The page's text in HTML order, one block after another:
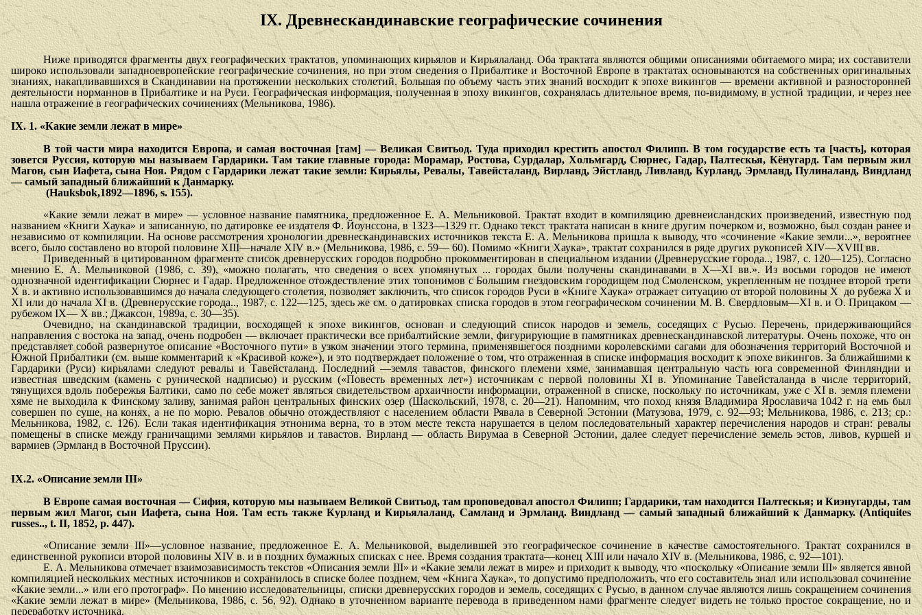
IX. Древнескандинавские географические сочинения
Ниже приводятся фрагменты двух географических трактатов, упоминающих кирьялов и Кирьялаланд. Оба трактата являются общими описаниями обитаемого мира; их составители
широко ис­пользовали западноевропейские географические сочинения, но при этом сведения о Прибалтике и Восточной Европе в трактатах основываются на собственных оригинальных
знаниях, накапливавшихся в Скандинавии на протяжении нескольких столетий. Боль­шая по объему часть этих знаний восходит к эпохе викингов — времени активной и разносторонней
деятельности норманнов в Прибалтике и на Руси. Географическая информация, полученная в эпоху викингов, сохранялась длительное время, по-видимому, в устной традиции, и через нее
нашла отражение в географических сочинениях (Мельникова, 1986).
IX. 1. «Какие земли лежат в мире»
В той части мира находится Европа, и самая восточная [там] — Великая Свитьод. Туда приходил крестить апостол Филипп. В том государстве есть та [часть], которая
зовется Руссия, которую мы называем Гардарики. Там такие главные города: Морамар, Ростова, Сурдалар, Хольмгард, Сюрнес, Гадар, Палтескья, Кёнугард. Там первым жил
Магон, сын Иафета, сына Ноя. Рядом с Гардарики лежат такие земли: Кирьялы, Ревалы, Тавейсталанд, Вирланд, Эйстланд, Ливланд, Курланд, Эрмланд, Пулиналанд, Виндланд
— самый западный ближайший к Данмарку.
(Hauksbok,1892—1896,s. 155).
«Какие земли лежат в мире» — условное название памятника, предложенное Е. А. Мельниковой. Трактат входит в компиляцию древнеисландских произведений, известную под
названием «Кни­ги Хаука» и записанную, по датировке ее издателя Ф. Йоунссона, в 1323—1329 гг. Однако текст трактата написан в книге другим почерком и, возможно, был создан ранее и
независимо от компи­ляции. На основе рассмотрения хронологии древнескандинавских источников текста Е. А. Мельникова пришла к выводу, что «сочи­нение «Какие земли...», вероятнее
всего, было составлено во вто­рой половине XIII—начале XIV в.» (Мельникова, 1986, с. 59— 60). Помимо «Книги Хаука», трактат сохранился в ряде других рукописей XIV—XVIII вв.
Приведенный в цитированном фрагменте список древнерусских городов подробно прокомментирован в специальном издании (Древнерусские города.., 1987, с. 120—125). Согласно
мнению Е. А. Мельниковой (1986, с. 39), «можно полагать, что сведения о всех упомянутых ... городах были получены скандинавами в Х—XI вв.». Из восьми городов не имеют
однозначной иденти­фикации Сюрнес и Гадар. Предложенное отождествление этих топонимов с Большим гнездовским городищем под Смоленском, укрепленным не позднее второй трети
Х в. и активно использо­вавшимся до начала следующего столетия, позволяет заключить, что список городов Руси в «Книге Хаука» отражает ситуацию от второй половины Х до рубежа Х и
XI или до начала XI в. (Древнерусские города.., 1987, с. 122—125, здесь же см. о дати­ровках списка городов в этом географическом сочинении М. В. Свердловым—XI в. и О. Прицаком —
рубежом IX— Х вв.; Джаксон, 1989а, с. 30—35).
Очевидно, на скандинавской традиции, восходящей к эпохе викингов, основан и следующий список народов и земель, соседя­щих с Русью. Перечень, придерживающийся
направления с востока на запад, очень подробен — включает практически все прибалтийские земли, фигурирующие в памятниках древнескандинавской литературы. Очень похоже, что он
представляет собой развернутое описание «Восточного пути» в узком значении этого термина, применявшегося поздними королевскими сагами для обозначения территорий Восточной и
Южной Прибалтики (см. выше комментарий к «Красивой коже»), и это подтверждает положение о том, что отраженная в списке информация восходит к эпохе викингов. За ближайшими к
Гардарики (Руси) кирьялами следуют ревалы и Тавейсталанд. Последний —земля тавастов, финского племени хяме, занимавшая центральную часть юга со­временной Финляндии и
известная шведским (камень с руниче­ской надписью) и русским («Повесть временных лет») источни­кам с первой половины XI в. Упоминание Тавейсталанда в числе территорий,
тянущихся вдоль побережья Балтики, само по себе может являться свидетельством архаичности информации, отра­женной в списке, поскольку по источникам, уже с XI в. земля племени
хяме не выходила к Финскому заливу, занимая район центральных финских озер (Шаскольский, 1978, с. 20—21). На­помним, что поход князя Владимира Ярославича 1042 г. на емь был
совершен по суше, на конях, а не по морю. Ревалов обычно отождествляют с населением области Рявала в Северной Эстонии (Матузова, 1979, с. 92—93; Мельникова, 1986, с. 213; ср.:
Мельни­кова, 1982, с. 126). Если такая идентификация этнонима верна, то в этом месте текста нарушается в целом последовательный ха­рактер перечисления народов и стран: ревалы
помещены в списке между граничащими землями кирьялов и тавастов. Вирланд — область Вирумаа в Северной Эстонии, далее следует перечисление земель эстов, ливов, куршей и
вармиев (Эрмланд в Восточной Пруссии).
IX.2. «Описание землиIII»
В Европе самая восточная — Сифия, которую мы называем Великой Свитьод, там проповедовал апостол Филипп; Гардари­ки, там находится Палтескья; и Киэнугарды, там
первым жил Магог, сын Иафета, сына Ноя. Там есть также Курланд и Кирьялаланд, Самланд и Эрмланд. Виндланд — самый за­падный ближайший к Данмарку.(Antiquites
russes.., t. II, 1852, p. 447).
«Описание земли III»—условное название, предложенное Е. А. Мельниковой, выделившей это географическое сочинение в качестве самостоятельного. Трактат сохранился в
единственной рукописи второй половины XIV в. и в поздних бумажных списках с нее. Время создания трактата—конец XIII или начало XIV в. (Мельникова, 1986, с. 92—101).
Е. А. Мельникова отмечает взаимозависимость текстов «Опи­сания земли III» и «Какие земли лежат в мире» и приходит к вы­воду, что «поскольку «Описание земли III» является явной
ком­пиляцией нескольких местных источников и сохранилось в списке более позднем, чем «Книга Хаука», то допустимо предположить, что его составитель знал или использовал сочинение
«Какие зем­ли...» или его протограф». По мнению исследовательницы, списки древнерусских городов и земель, соседящих с Русью, в данном случае являются лишь сокращением сочинения
«Какие земли ле­жат в мире» (Мельникова, 1986, с. 56, 92). Однако в уточненном варианте перевода в приведенном нами фрагменте следует видеть не только простое сокращение, но и
переработку источника.